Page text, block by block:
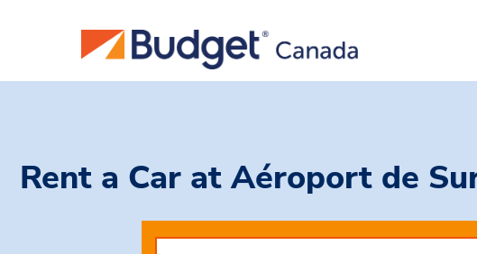
Rent a Car at Aéroport de